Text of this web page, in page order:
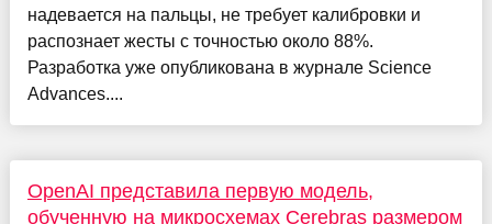
надевается на пальцы, не требует калибровки и
распознает жесты с точностью около 88%.
Разработка уже опубликована в журнале Science
Advances....
OpenAI представила первую модель,
обученную на микросхемах Cerebras размером